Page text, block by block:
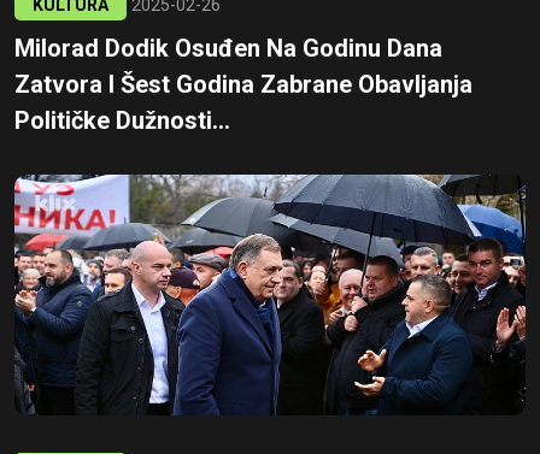
KULTURA 2025-02-26
Milorad Dodik Osuđen Na Godinu Dana
Zatvora I Šest Godina Zabrane Obavljanja
Političke Dužnosti...